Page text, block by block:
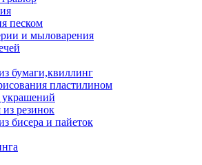
песком
и мыловарения
бумаги,квиллинг
пластилином
украшений
резинок
бисера и пайеток